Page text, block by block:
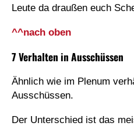
Leute da draußen euch
^^nach oben
7 Verhalten in Ausschüssen
Ähnlich wie im Plenum
Ausschüssen.
Der Unterschied ist das